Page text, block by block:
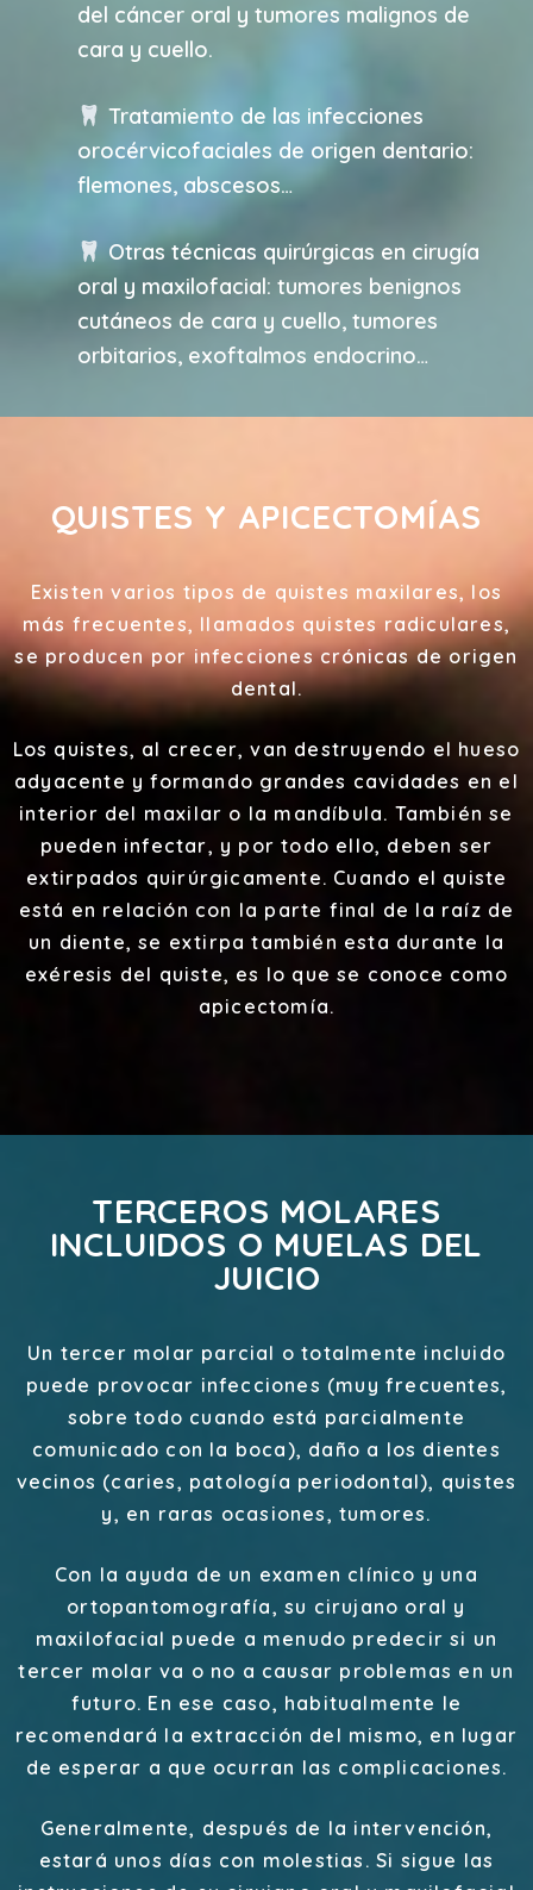
del cáncer oral y tumores malignos de
cara y cuello.
Tratamiento de las infecciones
orocérvicofaciales de origen dentario:
flemones, abscesos…
Otras técnicas quirúrgicas en cirugía
oral y maxilofacial: tumores benignos
cutáneos de cara y cuello, tumores
orbitarios, exoftalmos endocrino…
QUISTES Y APICECTOMÍAS
Existen varios tipos de quistes maxilares, los
más frecuentes, llamados quistes radiculares,
se producen por infecciones crónicas de origen
dental.
Los quistes, al crecer, van destruyendo el hueso
adyacente y formando grandes cavidades en el
interior del maxilar o la mandíbula. También se
pueden infectar, y por todo ello, deben ser
extirpados quirúrgicamente. Cuando el quiste
está en relación con la parte final de la raíz de
un diente, se extirpa también esta durante la
exéresis del quiste, es lo que se conoce como
apicectomía.
TERCEROS MOLARES
INCLUIDOS O MUELAS DEL
JUICIO
Un tercer molar parcial o totalmente incluido
puede provocar infecciones (muy frecuentes,
sobre todo cuando está parcialmente
comunicado con la boca), daño a los dientes
vecinos (caries, patología periodontal), quistes
y, en raras ocasiones, tumores.
Con la ayuda de un examen clínico y una
ortopantomografía, su cirujano oral y
maxilofacial puede a menudo predecir si un
tercer molar va o no a causar problemas en un
futuro. En ese caso, habitualmente le
recomendará la extracción del mismo, en lugar
de esperar a que ocurran las complicaciones.
Generalmente, después de la intervención,
estará unos días con molestias. Si sigue las